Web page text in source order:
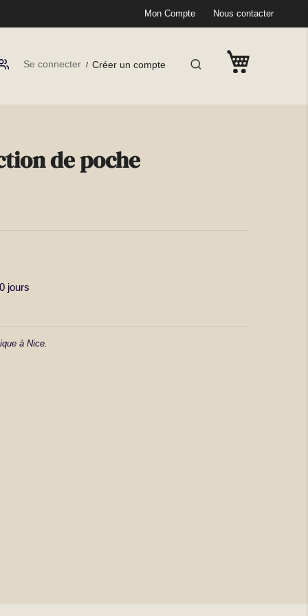
Mon Compte Nous contacter
Se connecter Créer un compte
de poche
jours
à Nice.